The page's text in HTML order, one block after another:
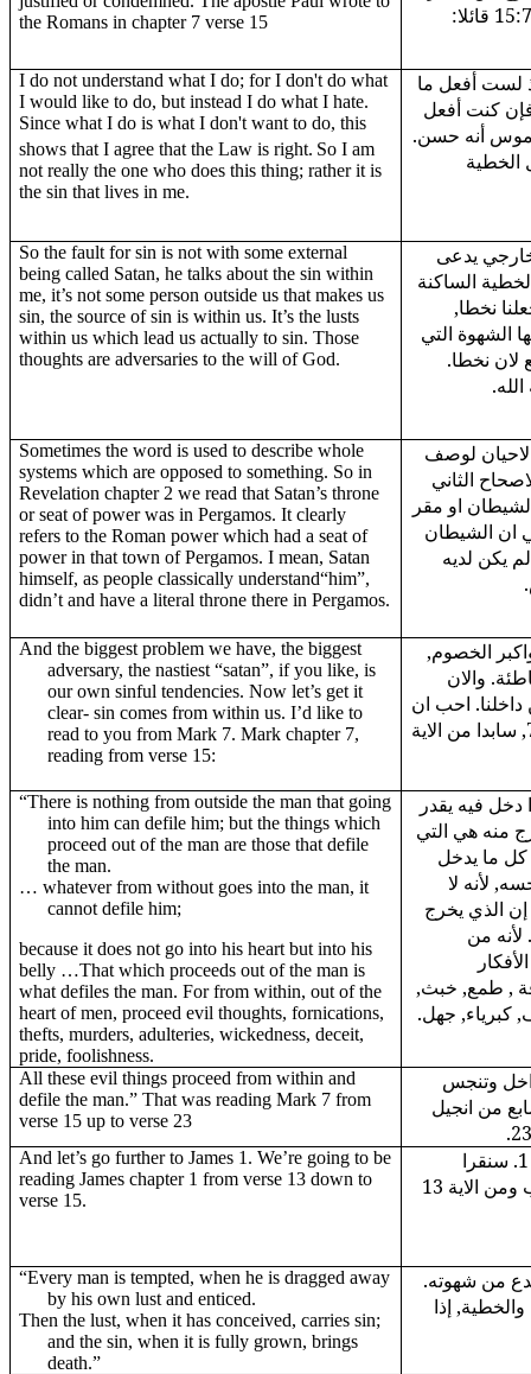
the Romans in chapter 7 verse 15
I do not understand what I do; for I don't do what
I would like to do, but instead I do what I hate.
Since what I do is what I don't want to do, this
shows that I agree that the Law is right. So I am
not really the one who does this thing; rather it is
the sin that lives in me.
لست أفعل ما
فإن كنت أفعل
أنه حسن.
الخطية
So the fault for sin is not with some external
being called Satan, he talks about the sin within
me, it’s not some person outside us that makes us
sin, the source of sin is within us. It’s the lusts
within us which lead us actually to sin. Those
thoughts are adversaries to the will of God.
يدعى
الساكنة
نخطا,
الشهوة التي
لان نخطا.
Sometimes the word is used to describe whole
systems which are opposed to something. So in
Revelation chapter 2 we read that Satan’s throne
or seat of power was in Pergamos. It clearly
refers to the Roman power which had a seat of
power in that town of Pergamos. I mean, Satan
himself, as people classically understand“him”,
didn’t and have a literal throne there in Pergamos.
لوصف
الثاني
او مقر
ان الشيطان
يكن لديه
And the biggest problem we have, the biggest
adversary, the nastiest “satan”, if you like, is
our own sinful tendencies. Now let’s get it
clear- sin comes from within us. I’d like to
read to you from Mark 7. Mark chapter 7,
reading from verse 15:
الخصوم,
والان
احب ان
اقرا لك من مرقس 7. مرقس 7, سابدا من الاية
“There is nothing from outside the man that going
into him can defile him; but the things which
proceed out of the man are those that defile
the man.
… whatever from without goes into the man, it
cannot defile him;
because it does not go into his heart but into his
belly …That which proceeds out of the man is
what defiles the man. For from within, out of the
heart of men, proceed evil thoughts, fornications,
thefts, murders, adulteries, wickedness, deceit,
pride, foolishness.
فيه يقدر
منه هي التي
كل ما يدخل
لأنه لا
الذي يخرج
من
, طمع, خبث,
كبرياء, جهل.
All these evil things proceed from within and
defile the man.” That was reading Mark 7 from
verse 15 up to verse 23
وتنجس
من انجيل
And let’s go further to James 1. We’re going to be
reading James chapter 1 from verse 13 down to
verse 15.
والان لنذهب الى رسالة يعقوب 1. سنقرا
الاصحاح الاول من رسالة يعقوب ومن الاية 13
“Every man is tempted, when he is dragged away
by his own lust and enticed.
Then the lust, when it has conceived, carries sin;
and the sin, when it is fully grown, brings
death.”
من شهوته.
إذا